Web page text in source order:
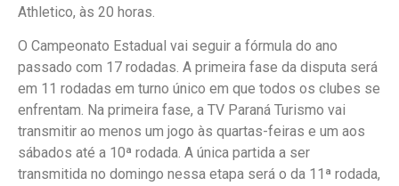
Athletico, às 20 horas.
O Campeonato Estadual vai seguir a fórmula do ano
passado com 17 rodadas. A primeira fase da disputa será
em 11 rodadas em turno único em que todos os clubes se
enfrentam. Na primeira fase, a TV Paraná Turismo vai
transmitir ao menos um jogo às quartas-feiras e um aos
sábados até a 10ª rodada. A única partida a ser
transmitida no domingo nessa etapa será o da 11ª rodada,